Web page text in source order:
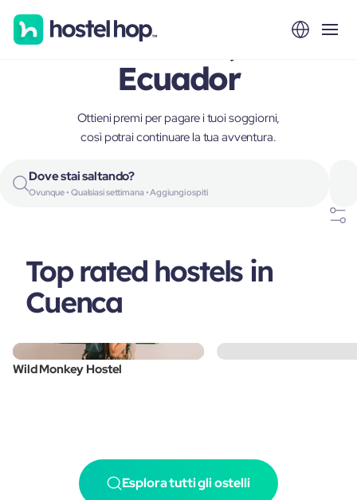
Cuenca,
Ecuador
Ottieni premi per pagare i tuoi soggiorni,
così potrai continuare la tua avventura.
Dove stai saltando?
Ovunque • Qualsiasi settimana • Aggiungi ospiti
Top rated hostels in
Cuenca
Wild Monkey Hostel
Esplora tutti gli ostelli